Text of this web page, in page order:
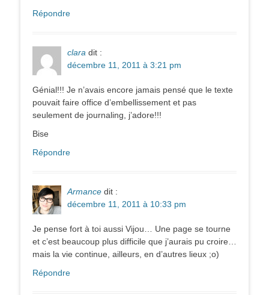
Répondre
clara dit :
décembre 11, 2011 à 3:21 pm
Génial!!! Je n’avais encore jamais pensé que le texte
pouvait faire office d’embellissement et pas
seulement de journaling, j’adore!!!
Bise
Répondre
Armance dit :
décembre 11, 2011 à 10:33 pm
Je pense fort à toi aussi Vijou… Une page se tourne
et c’est beaucoup plus difficile que j’aurais pu croire…
mais la vie continue, ailleurs, en d’autres lieux ;o)
Répondre